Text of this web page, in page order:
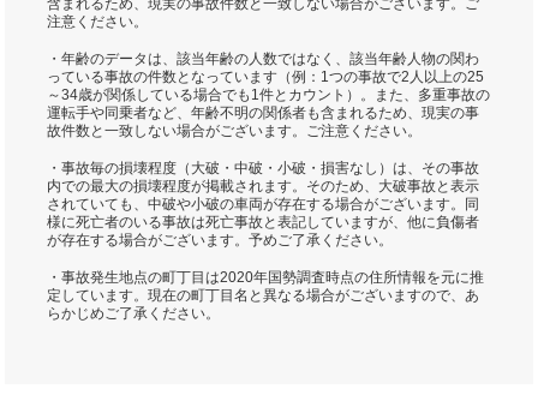
含まれるため、現実の事故件数と一致しない場合がございます。ご
注意ください。
・年齢のデータは、該当年齢の人数ではなく、該当年齢人物の関わ
っている事故の件数となっています（例：1つの事故で2人以上の25
～34歳が関係している場合でも1件とカウント）。また、多重事故の
運転手や同乗者など、年齢不明の関係者も含まれるため、現実の事
故件数と一致しない場合がございます。ご注意ください。
・事故毎の損壊程度（大破・中破・小破・損害なし）は、その事故
内での最大の損壊程度が掲載されます。そのため、大破事故と表示
されていても、中破や小破の車両が存在する場合がございます。同
様に死亡者のいる事故は死亡事故と表記していますが、他に負傷者
が存在する場合がございます。予めご了承ください。
・事故発生地点の町丁目は2020年国勢調査時点の住所情報を元に推
定しています。現在の町丁目名と異なる場合がございますので、あ
らかじめご了承ください。